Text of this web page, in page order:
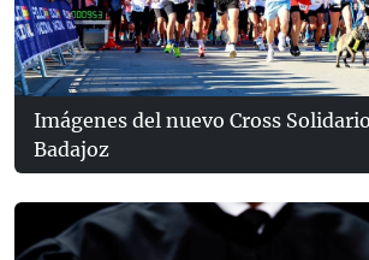
Imágenes del nuevo Cross
Badajoz